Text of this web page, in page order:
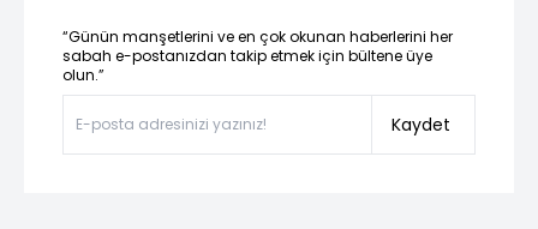
“Günün manşetlerini ve en çok okunan haberlerini her
sabah e-postanızdan takip etmek için bültene üye
olun.”
Kaydet